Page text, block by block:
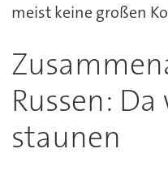
meist keine großen
Russen:
staunen